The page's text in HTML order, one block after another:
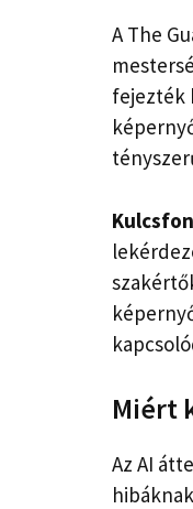
A The
fejezték
Miért
Az AI